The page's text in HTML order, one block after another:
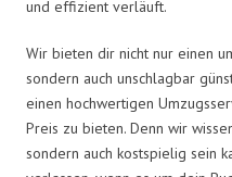
und effizient verläuft.
Wir bieten dir nicht nur einen
sondern auch unschlagbar
einen hochwertigen
Preis zu bieten. Denn wir
sondern auch kostspielig sein